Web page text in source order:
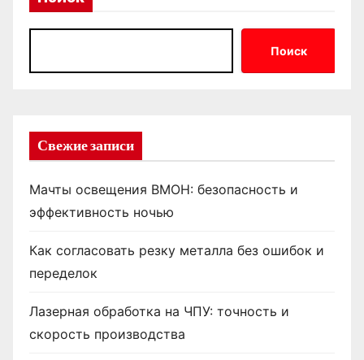
Поиск
Свежие записи
Мачты освещения ВМОН: безопасность и
эффективность ночью
Как согласовать резку металла без ошибок и
переделок
Лазерная обработка на ЧПУ: точность и
скорость производства